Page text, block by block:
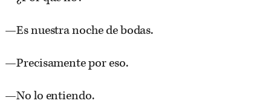
—Es nuestra noche de bodas.
—Precisamente por eso.
—No lo entiendo.